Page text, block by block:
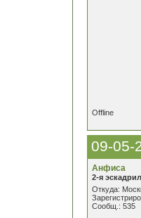
Offline
09-05-
Анфиса
2-я
Откуда:
Сообщ.: 535